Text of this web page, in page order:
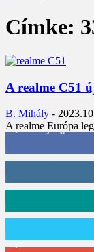
Címke:
A realme C51
B. Mihály -
A realme Európa
3,452 Rajongók